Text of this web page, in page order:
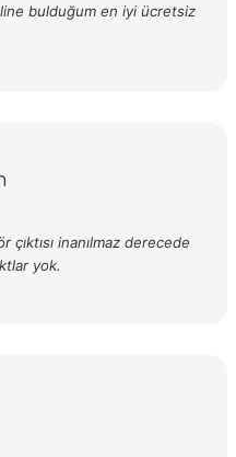
bulduğum en iyi ücretsiz
inanılmaz derecede
yok.